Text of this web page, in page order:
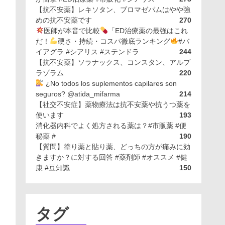
【抗不安薬】レキソタン、ブロマゼパムはやや強
めの抗不安薬です
270
医師が本音で比較
「ED治療薬の最強はこれ
だ！
硬さ・持続・コスパ徹底ランキング
#バ
イアグラ #シアリス #ステンドラ
244
【抗不安薬】ソラナックス、コンスタン、アルプ
ラゾラム
220
¿No todos los suplementos capilares son
seguros? @atida_mifarma
214
【社交不安症】薬物療法は抗不安薬や抗うつ薬を
使います
193
消化器内科でよく処方される薬は？#市販薬 #便
秘薬 #
190
【質問】塗り薬と貼り薬、どっちの方が痛みに効
きますか？に対する回答 #薬剤師 #オススメ #健
康 #豆知識
150
タグ